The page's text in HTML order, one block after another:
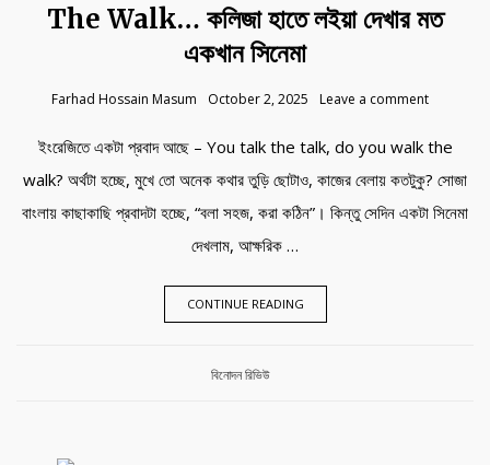
The Walk… কলিজা হাতে লইয়া দেখার মত
একখান সিনেমা
Farhad Hossain Masum October 2, 2025 Leave a comment
ইংরেজিতে একটা প্রবাদ আছে – You talk the talk, do you walk the
walk? অর্থটা হচ্ছে, মুখে তো অনেক কথার তুড়ি ছোটাও, কাজের বেলায় কতটুকু? সোজা
বাংলায় কাছাকাছি প্রবাদটা হচ্ছে, “বলা সহজ, করা কঠিন”। কিন্তু সেদিন একটা সিনেমা
দেখলাম, আক্ষরিক …
CONTINUE READING
Category:
বিনোদন রিভিউ